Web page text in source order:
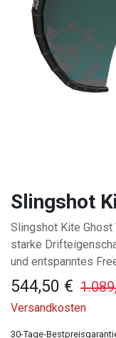
Slingshot
Slingshot Kite
starke
und entspanntes
544,50 €
Versandkosten
30-Tage-